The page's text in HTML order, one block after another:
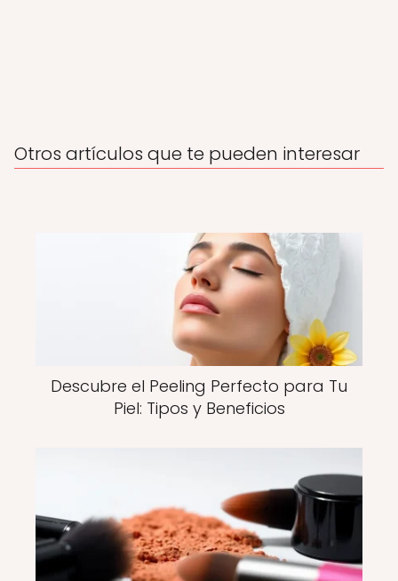
Otros artículos que te pueden interesar
Descubre el Peeling Perfecto para Tu
Piel: Tipos y Beneficios